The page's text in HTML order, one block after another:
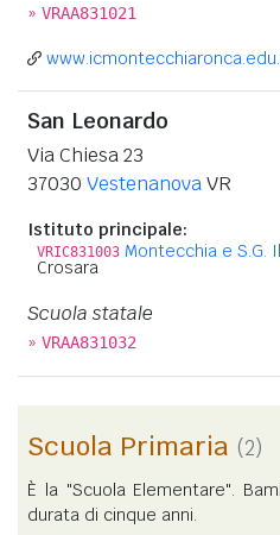
» VRAA831021
San Leonardo
Via Chiesa 23
37030 VestenanovaVR
Istituto principale:
VRIC831003 Montecchia e S.G.
Crosara
Scuola statale
» VRAA831032
Scuola Primaria (2)
È la "Scuola Elementare".
durata di cinque anni.